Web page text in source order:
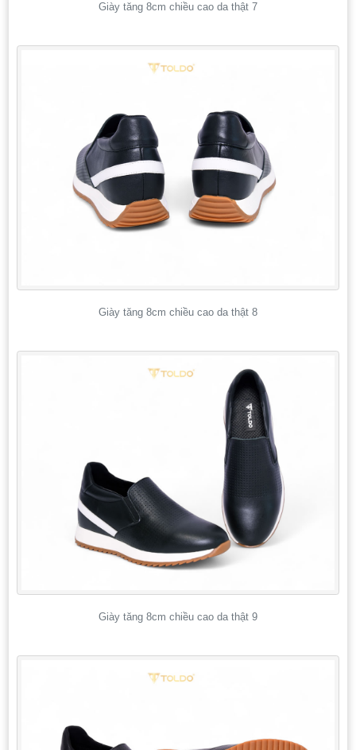
Giày tăng 8cm chiều cao da thật 7
Giày tăng 8cm chiều cao da thật 8
Giày tăng 8cm chiều cao da thật 9